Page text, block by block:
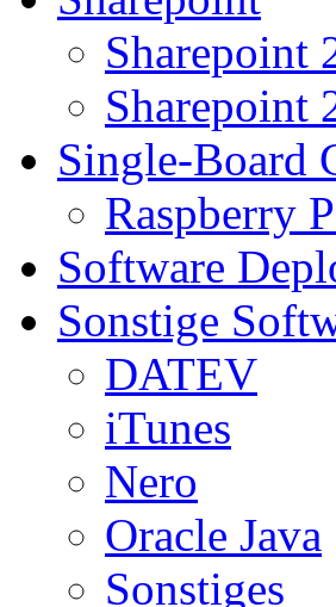
Sharepoint
Sharepoint
Single-Board
Raspberry
Software
Sonstige
DATEV
iTunes
Nero
Oracle Java
Sonstiges